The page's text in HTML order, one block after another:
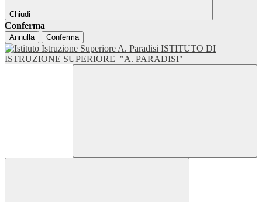
Chiudi
Conferma
Annulla Conferma
ISTITUTO DI
ISTRUZIONE SUPERIORE "A. PARADISI"